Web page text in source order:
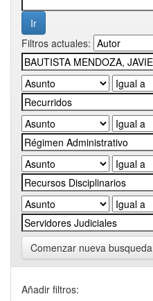
Filtros actuales:
Comenzar nueva busqueda
Añadir filtros: